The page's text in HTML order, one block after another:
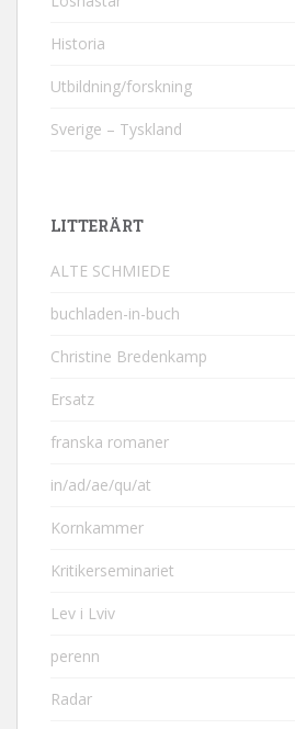
Historia
Utbildning/forskning
Sverige – Tyskland
LITTERÄRT
ALTE SCHMIEDE
buchladen-in-buch
Christine Bredenkamp
Ersatz
franska romaner
in/ad/ae/qu/at
Kornkammer
Kritikerseminariet
Lev i Lviv
perenn
Radar